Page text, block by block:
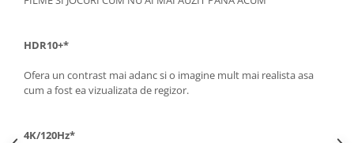
HDR10+*
Ofera un contrast mai adanc si o imagine mult mai realista asa
cum a fost ea vizualizata de regizor.
4K/120Hz*